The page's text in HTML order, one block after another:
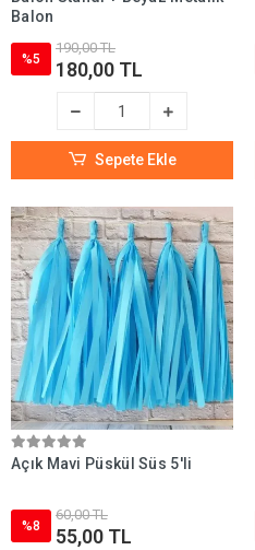
Balon
%5
190,00 TL
180,00 TL
Sepete Ekle
Açık Mavi Püskül Süs 5'li
%8
60,00 TL
55,00 TL